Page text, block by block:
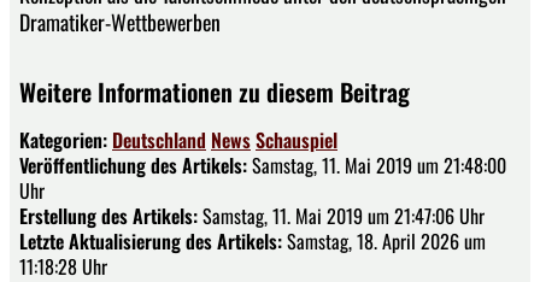
Dramatiker-Wettbewerben
Weitere Informationen zu diesem Beitrag
Kategorien: Deutschland NewsSchauspiel
Veröffentlichung des Artikels:Samstag, 11. Mai 2019 um 21:48:00
Uhr
Erstellung des Artikels:Samstag, 11. Mai 2019 um 21:47:06 Uhr
Letzte Aktualisierung des Artikels:Samstag, 18. April 2026 um
11:18:28 Uhr